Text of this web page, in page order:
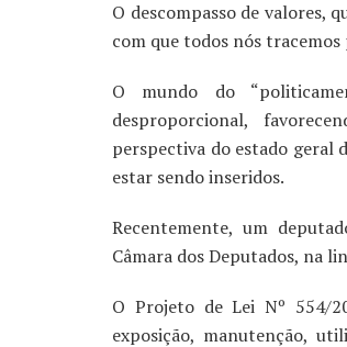
O descompasso de valores,
com que todos nós
O mundo do
desproporcional,
perspectiva do estado geral
estar sendo inseridos.
Recentemente, um
Câmara dos Deputados, na
O Projeto de Lei Nº 554/
exposição, manutenção,